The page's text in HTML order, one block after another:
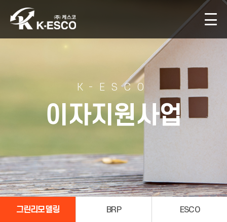
K-ESCO
이자지원사업
그린리모델링 BRP ESCO